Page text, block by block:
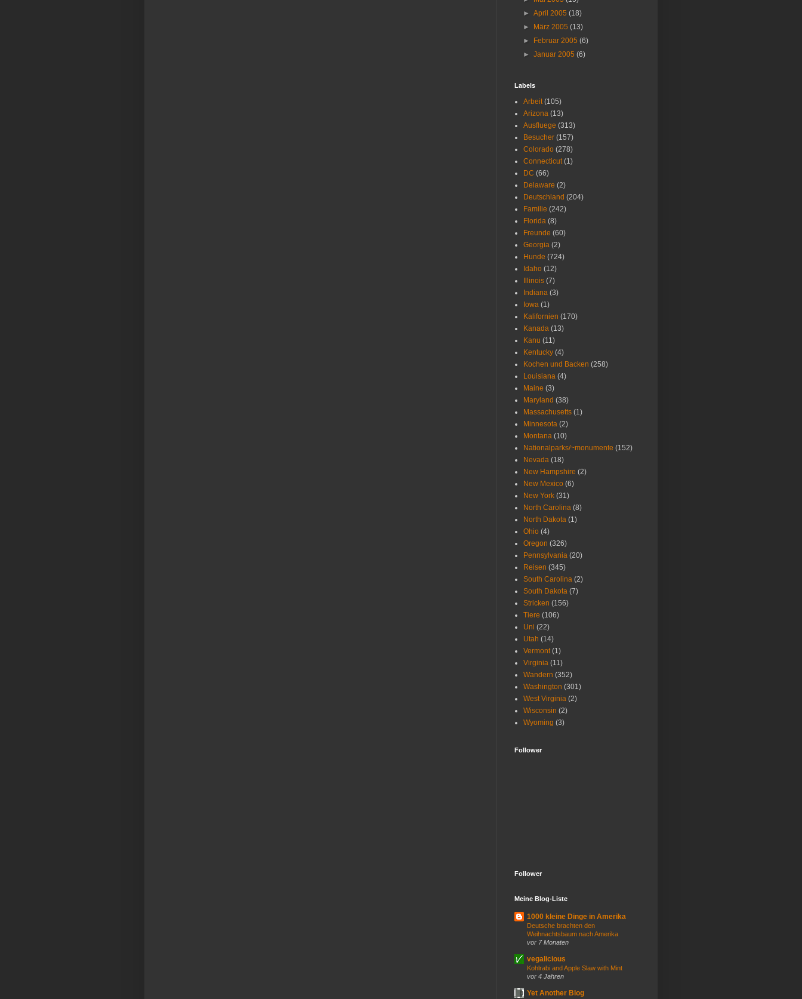
►April 2005(18)
►
März 2005(13)
►
Februar 2005(6)
►Januar 2005(6)
Labels
Arbeit (105)
Arizona (13)
Ausfluege (313)
Besucher (157)
Colorado (278)
Connecticut (1)
DC (66)
Delaware (2)
Deutschland (204)
Familie (242)
Florida (8)
Freunde (60)
Georgia (2)
Hunde (724)
Idaho (12)
Illinois (7)
Indiana (3)
Iowa (1)
Kalifornien (170)
Kanada (13)
Kanu (11)
Kentucky (4)
Kochen und Backen (258)
Louisiana (4)
Maine (3)
Maryland (38)
Massachusetts (1)
Minnesota (2)
Montana (10)
Nationalparks/~monumente (152)
Nevada (18)
New Hampshire (2)
New Mexico (6)
New York (31)
North Carolina (8)
North Dakota (1)
Ohio (4)
Oregon (326)
Pennsylvania (20)
Reisen (345)
South Carolina (2)
South Dakota (7)
Stricken (156)
Tiere (106)
Uni (22)
Utah (14)
Vermont (1)
Virginia (11)
Wandern (352)
Washington (301)
West Virginia (2)
Wisconsin (2)
Wyoming (3)
Follower
Follower
Meine Blog-Liste
1000 kleine Dinge in Amerika
Deutsche brachten den
Weihnachtsbaum nach Amerika
vor 7 Monaten
vegalicious
Kohlrabi and Apple Slaw with Mint
vor 4 Jahren
Yet Another Blog